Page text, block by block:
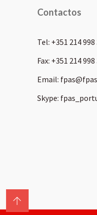
Contactos
Tel: +351 214 998
Fax: +351 214 998
Email:
Skype: